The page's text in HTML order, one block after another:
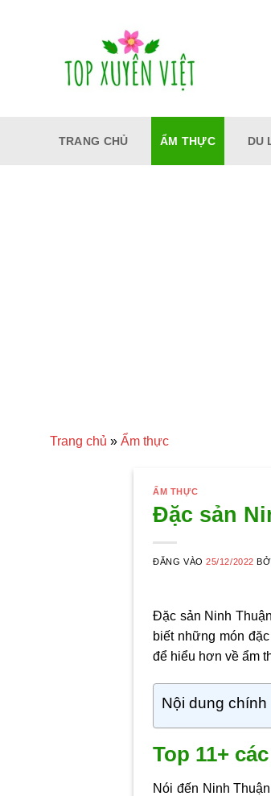
TRANG CHỦ ẨM THỰC DU
Trang chủ » Ẩm thực
ẨM THỰC
Đặc sản
ĐĂNG VÀO25/12/2022 BỞI
Đặc sản Ninh Thuận
biết những món
để hiểu hơn về ẩm
Nội dung chính
Top 11+
Nói đến Ninh